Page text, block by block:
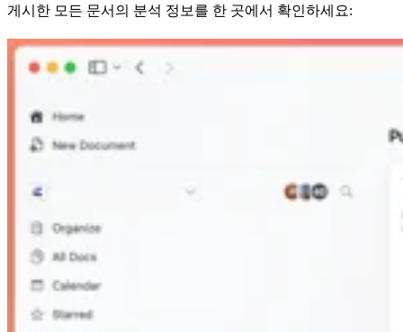
게시한 모든 문서의 분석 정보를 한 곳에서 확인하세요: